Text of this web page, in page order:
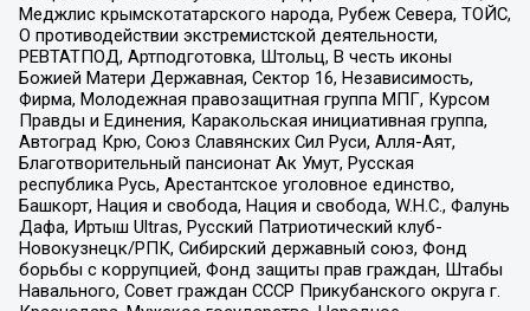
Меджлис крымскотатарского народа, Рубеж Севера, ТОЙС,
О противодействии экстремистской деятельности,
РЕВТАТПОД, Артподготовка, Штольц, В честь иконы
Божией Матери Державная, Сектор 16, Независимость,
Фирма, Молодежная правозащитная группа МПГ, Курсом
Правды и Единения, Каракольская инициативная группа,
Автоград Крю, Союз Славянских Сил Руси, Алля-Аят,
Благотворительный пансионат Ак Умут, Русская
республика Русь, Арестантское уголовное единство,
Башкорт, Нация и свобода, Нация и свобода, W.H.С., Фалунь
Дафа, Иртыш Ultras, Русский Патриотический клуб-
Новокузнецк/РПК, Сибирский державный союз, Фонд
борьбы с коррупцией, Фонд защиты прав граждан, Штабы
Навального, Совет граждан СССР Прикубанского округа г.